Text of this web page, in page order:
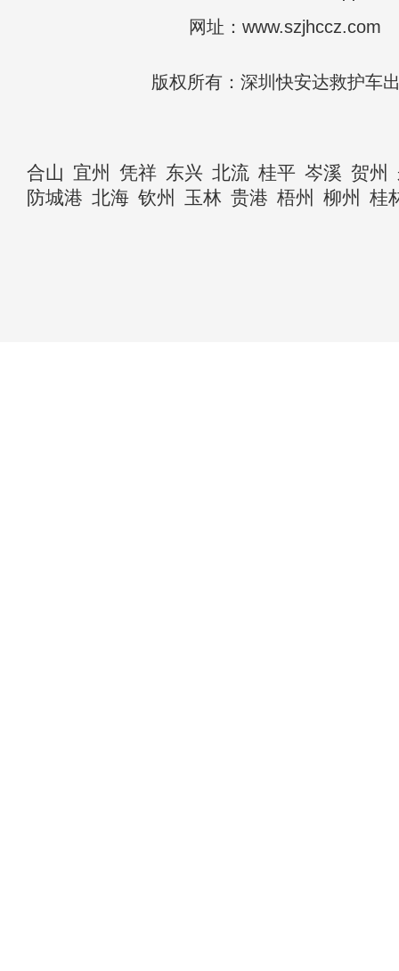
网址：www.szjhccz.com
版权所有：深圳快安达救护车
合山 宜州 凭祥 东兴 北流 桂平 岑溪 贺州
防城港 北海 钦州 玉林 贵港 梧州 柳州 桂